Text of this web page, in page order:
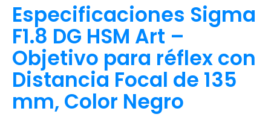
Especificaciones Sigma
F1.8 DG HSM Art –
Objetivo para réflex con
Distancia Focal de 135
mm, Color Negro